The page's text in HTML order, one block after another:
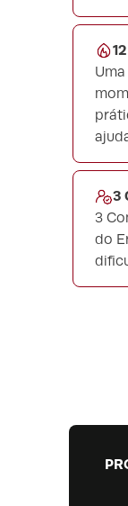
3
3
do